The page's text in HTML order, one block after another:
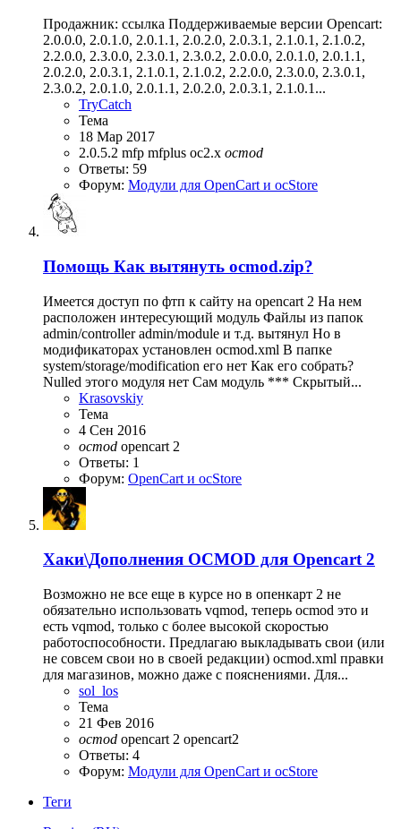
Продажник: ссылка Поддерживаемые версии Оpencart:
2.0.0.0, 2.0.1.0, 2.0.1.1, 2.0.2.0, 2.0.3.1, 2.1.0.1, 2.1.0.2,
2.2.0.0, 2.3.0.0, 2.3.0.1, 2.3.0.2, 2.0.0.0, 2.0.1.0, 2.0.1.1,
2.0.2.0, 2.0.3.1, 2.1.0.1, 2.1.0.2, 2.2.0.0, 2.3.0.0, 2.3.0.1,
2.3.0.2, 2.0.1.0, 2.0.1.1, 2.0.2.0, 2.0.3.1, 2.1.0.1...
TryCatch
Тема
18 Мар 2017
2.0.5.2 mfp mfplus oc2.x ocmod
Ответы: 59
Форум: Модули для OpenCart и ocStore
Помощь Как вытянуть ocmod.zip?
Имеется доступ по фтп к сайту на opencart 2 На нем
расположен интересующий модуль Файлы из папок
admin/controller admin/module и т.д. вытянул Но в
модификаторах установлен ocmod.xml В папке
system/storage/modification его нет Как его собрать?
Nulled этого модуля нет Сам модуль *** Скрытый...
Krasovskiy
Тема
4 Сен 2016
ocmod opencart 2
Ответы: 1
Форум: OpenCart и ocStore
Хаки\Дополнения OCMOD для Opencart 2
Возможно не все еще в курсе но в опенкарт 2 не
обязательно использовать vqmod, теперь ocmod это и
есть vqmod, только с более высокой скоростью
работоспособности. Предлагаю выкладывать свои (или
не совсем свои но в своей редакции) ocmod.xml правки
для магазинов, можно даже с пояснениями. Для...
sol_los
Тема
21 Фев 2016
ocmod opencart 2 opencart2
Ответы: 4
Форум: Модули для OpenCart и ocStore
Теги